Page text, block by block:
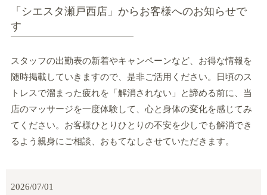
「シエスタ瀬戸西店」からお客様へのお知らせで
す
スタッフの出勤表の新着やキャンペーンなど、お得な情報を
随時掲載していきますので、是非ご活用ください。日頃のス
トレスで溜まった疲れを「解消されない」と諦める前に、当
店のマッサージを一度体験して、心と身体の変化を感じてみ
てください。お客様ひとりひとりの不安を少しでも解消でき
るよう親身にご相談、おもてなしさせていただきます。
2026/07/01